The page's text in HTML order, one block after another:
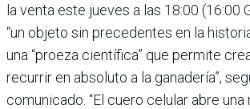
la venta este jueves a las 18:00 (16:00
“un objeto sin precedentes en la
una “proeza científica” que permite
recurrir en absoluto a la ganadería”,
comunicado. “El cuero celular abre una